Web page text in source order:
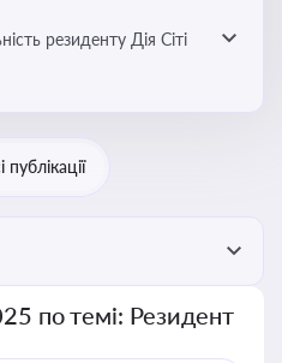
резиденту Дія Сіті
публікації
по темі: Резидент